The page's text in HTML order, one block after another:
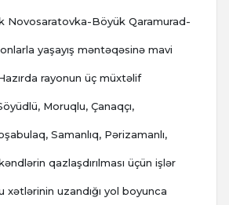
Novosaratovka-Böyük Qaramurad-
yaşayış məntəqəsinə mavi
rayonun üç müxtəlif
Moruqlu, Çanaqçı,
Samanlıq, Pərizamanlı,
qazlaşdırılması üçün işlər
xətlərinin uzandığı yol boyunca